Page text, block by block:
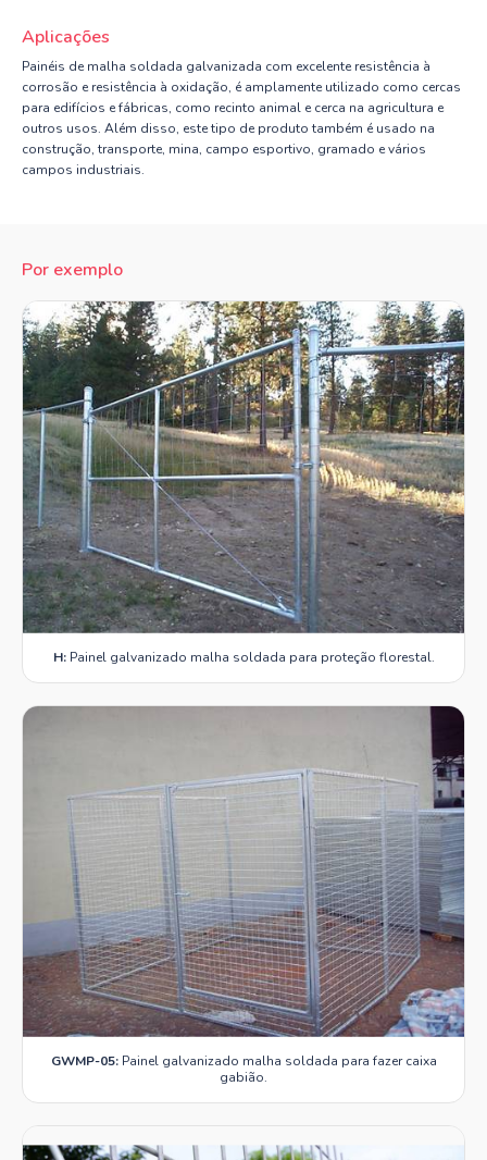
Aplicações
Painéis de malha soldada galvanizada com excelente resistência à
corrosão e resistência à oxidação, é amplamente utilizado como cercas
para edifícios e fábricas, como recinto animal e cerca na agricultura e
outros usos. Além disso, este tipo de produto também é usado na
construção, transporte, mina, campo esportivo, gramado e vários
campos industriais.
Por exemplo
H:Painel galvanizado malha soldada para proteção florestal.
GWMP-05:Painel galvanizado malha soldada para fazer caixa
gabião.